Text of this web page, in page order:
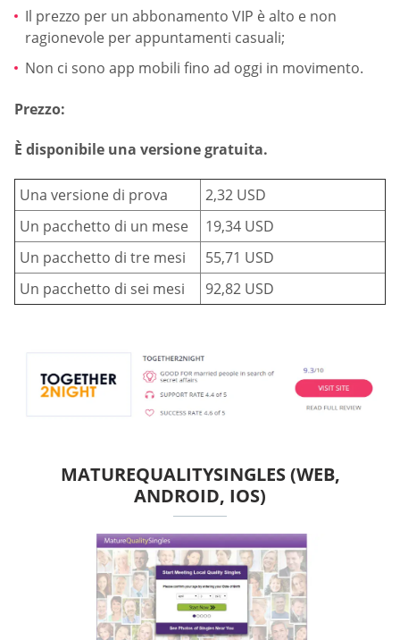
Il prezzo per un abbonamento VIP è alto e non
ragionevole per appuntamenti casuali;
Non ci sono app mobili fino ad oggi in movimento.
Prezzo:
È disponibile una versione gratuita.
Una versione di prova
2,32 USD
Un pacchetto di un mese
19,34 USD
Un pacchetto di tre mesi
55,71 USD
Un pacchetto di sei mesi
92,82 USD
MATUREQUALITYSINGLES (WEB,
ANDROID, IOS)